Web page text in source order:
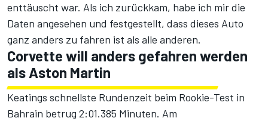
enttäuscht war. Als ich zurückkam, habe ich mir die
Daten angesehen und festgestellt, dass dieses Auto
ganz anders zu fahren ist als alle anderen.
Corvette will anders gefahren werden
als Aston Martin
Keatings schnellste Rundenzeit beim Rookie-Test in
Bahrain betrug 2:01.385 Minuten. Am